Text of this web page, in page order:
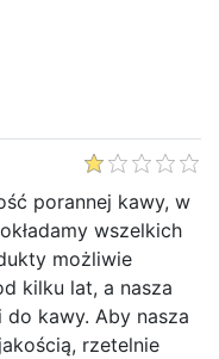
porannej kawy, w
wszelkich
możliwie
kilku lat, a nasza
kawy. Aby nasza
rzetelnie